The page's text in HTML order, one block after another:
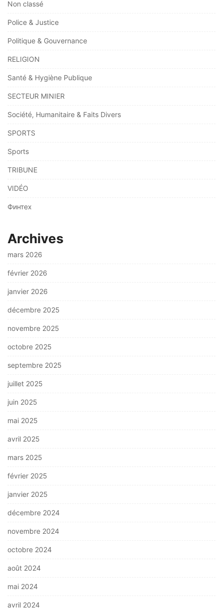
Non classé
Police & Justice
Politique & Gouvernance
RELIGION
Santé & Hygiène Publique
SECTEUR MINIER
Société, Humanitaire & Faits Divers
SPORTS
Sports
TRIBUNE
VIDÉO
Финтех
Archives
mars 2026
février 2026
janvier 2026
décembre 2025
novembre 2025
octobre 2025
septembre 2025
juillet 2025
juin 2025
mai 2025
avril 2025
mars 2025
février 2025
janvier 2025
décembre 2024
novembre 2024
octobre 2024
août 2024
mai 2024
avril 2024